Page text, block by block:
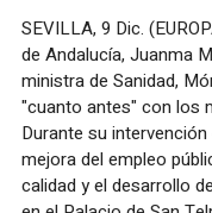
SEVILLA, 9 Dic.
de Andalucía, Juanma
ministra de Sanidad,
"cuanto antes" con los
Durante su
mejora del empleo
calidad y el desarrollo